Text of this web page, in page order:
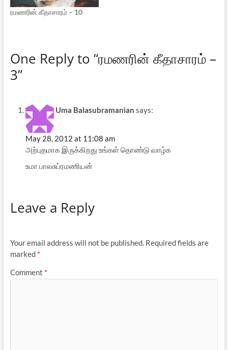
ரமணரின் கீதாசாரம் – 10
One Reply to “ரமணரின் கீதாசாரம் –
3”
Uma Balasubramanian says:
May 28, 2012 at 11:08 am
அற்புதமாக இருக்கிறது உங்கள் தொண்டு வாழ்க
உமா பாலசுப்ரமணியன்
Leave a Reply
Your email address will not be published. Required fields are
marked *
Comment *